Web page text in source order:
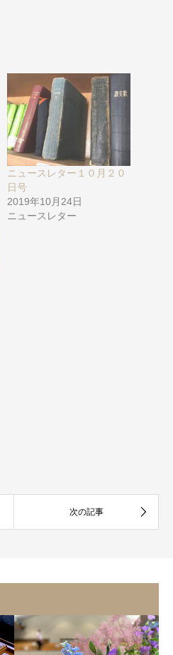
ニュースレター１０月２０
日号
2019年10月24日
ニュースレター